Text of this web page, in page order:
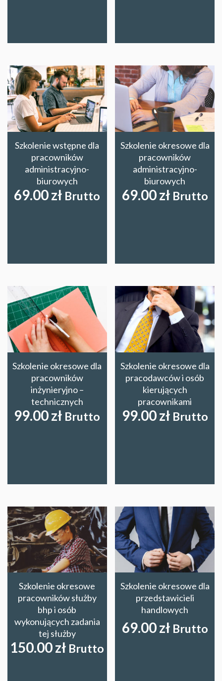
Szkolenie wstępne dla
pracowników
administracyjno-
biurowych
69.00zł Brutto
Szkolenie okresowe dla
pracowników
administracyjno-
biurowych
69.00zł Brutto
Szkolenie okresowe dla
pracowników
inżynieryjno –
technicznych
99.00zł Brutto
Szkolenie okresowe dla
pracodawców i osób
kierujących
pracownikami
99.00zł Brutto
Szkolenie okresowe
pracowników służby
bhp i osób
wykonujących zadania
tej służby
150.00zł Brutto
Szkolenie okresowe dla
przedstawicieli
handlowych
69.00zł Brutto